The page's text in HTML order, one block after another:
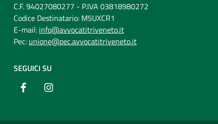
C.F. 94027080277 - P.IVA 03818980272
Codice Destinatario: M5UXCR1
E-mail: info@avvocatitriveneto.it
Pec: unione@pec.avvocatitriveneto.it
SEGUICI SU